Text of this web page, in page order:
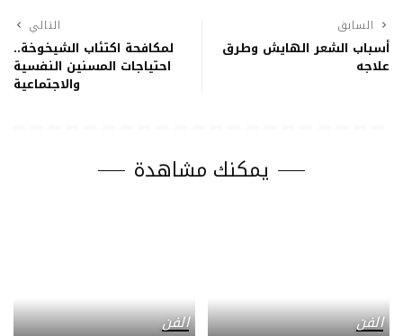
السابق
أسباب الشعر الهايش وطرق
علاجه
التالي
لمكافحة اكتئاب الشيخوخة..
احتياجات المسنين النفسية
والاجتماعية
يمكنك مشاهدة
الفن
الفن